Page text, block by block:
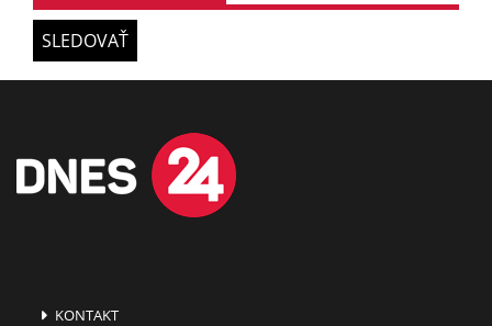
SLEDOVAŤ
KONTAKT